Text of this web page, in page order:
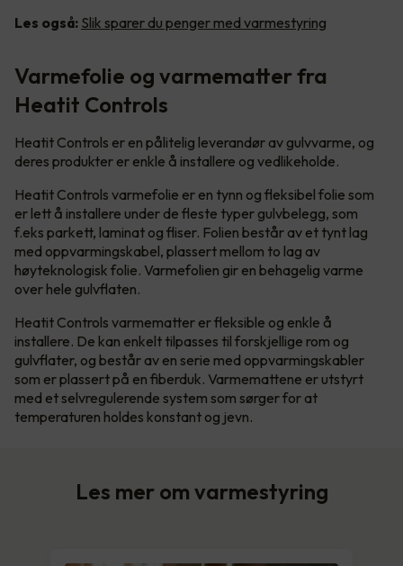
Les også: Slik sparer du penger med varmestyring
Varmefolie og varmematter fra
Heatit Controls
Heatit Controls er en pålitelig leverandør av gulvvarme, og
deres produkter er enkle å installere og vedlikeholde.
Heatit Controls varmefolie er en tynn og fleksibel folie som
er lett å installere under de fleste typer gulvbelegg, som
f.eks parkett, laminat og fliser. Folien består av et tynt lag
med oppvarmingskabel, plassert mellom to lag av
høyteknologisk folie. Varmefolien gir en behagelig varme
over hele gulvflaten.
Heatit Controls varmematter er fleksible og enkle å
installere. De kan enkelt tilpasses til forskjellige rom og
gulvflater, og består av en serie med oppvarmingskabler
som er plassert på en fiberduk. Varmemattene er utstyrt
med et selvregulerende system som sørger for at
temperaturen holdes konstant og jevn.
Les mer om varmestyring